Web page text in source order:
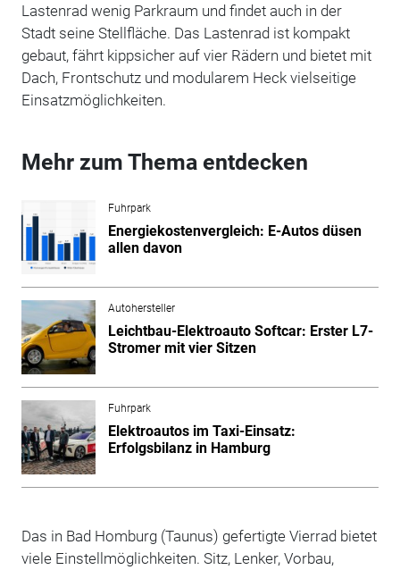
Lastenrad wenig Parkraum und findet auch in der
Stadt seine Stellfläche. Das Lastenrad ist kompakt
gebaut, fährt kippsicher auf vier Rädern und bietet mit
Dach, Frontschutz und modularem Heck vielseitige
Einsatzmöglichkeiten.
Mehr zum Thema entdecken
Fuhrpark
Energiekostenvergleich: E-Autos düsen
allen davon
Autohersteller
Leichtbau-Elektroauto Softcar: Erster L7-
Stromer mit vier Sitzen
Fuhrpark
Elektroautos im Taxi-Einsatz:
Erfolgsbilanz in Hamburg
Das in Bad Homburg (Taunus) gefertigte Vierrad bietet
viele Einstellmöglichkeiten. Sitz, Lenker, Vorbau,